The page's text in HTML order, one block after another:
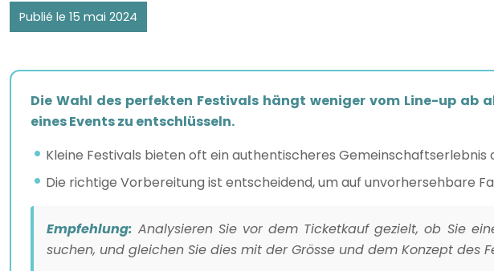
Publié le 15 mai 2024
Die Wahl des perfekten Festivals hängt weniger vom Line-up ab
eines Events zu entschlüsseln.
Kleine Festivals bieten oft ein authentischeres Gemeinschaftserlebnis
Die richtige Vorbereitung ist entscheidend, um auf unvorhersehbare
Empfehlung: Analysieren Sie vor dem Ticketkauf gezielt, ob Sie
suchen, und gleichen Sie dies mit der Grösse und dem Konzept des